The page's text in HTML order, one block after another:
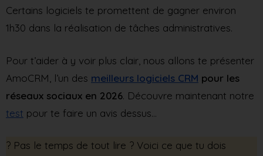
Certains logiciels te promettent de gagner environ
1h30 dans la réalisation de tâches administratives.
Pour t’aider à y voir plus clair, nous allons te présenter
AmoCRM, l’un des meilleurs logiciels CRM pour les
réseaux sociaux en 2026. Découvre maintenant notre
test pour te faire un avis dessus…
?️ Pas le temps de tout lire ? Voici ce que tu dois